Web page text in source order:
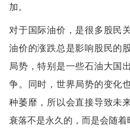
加。
对于国际油价，是很多股民
油价的涨跌总是影响股民的
局势，特别是一些石油大国
争。同时，世界局势的变化
种萎靡，所以会直接导致未
衰落不是永久的，而是会随着